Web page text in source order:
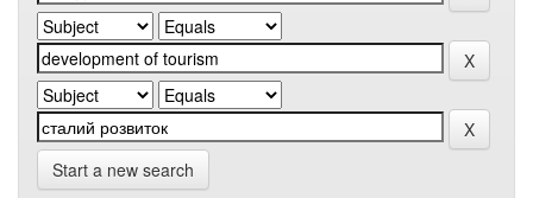
Start a new search